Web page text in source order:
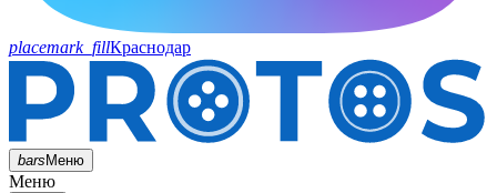
placemark_fillКраснодар
barsМеню
Меню